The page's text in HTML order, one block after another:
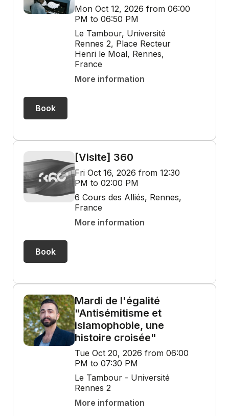
Mon Oct 12, 2026 from 06:00
PM to 06:50 PM
Le Tambour, Université
Rennes 2, Place Recteur
Henri le Moal, Rennes,
France
More information
Book
[Visite] 360
Fri Oct 16, 2026 from 12:30
PM to 02:00 PM
6 Cours des Alliés, Rennes,
France
More information
Book
Mardi de l'égalité
"Antisémitisme et
islamophobie, une
histoire croisée"
Tue Oct 20, 2026 from 06:00
PM to 07:30 PM
Le Tambour - Université
Rennes 2
More information